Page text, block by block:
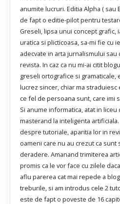
anumite lucruri. Editia Alpha ( sau
de fapt o editie-pilot pentru
Greseli, lipsa unui concept grafic,
uratica si plicticoasa, sa-mi fie cu
adecvate in arta jurnalismului
revista. In caz ca nu mi-ai citit
greseli ortografice si gramaticale,
lucrez sincer, chiar ma straduiesc
ce fel de persoana sunt, care imi
Si anume informatica, atat in
masterand la inteligenta artificiala.
despre tutoriale, aparitia lor in
oameni care nu au crezut ca sunt
deradere. Amanand trimiterea
promis ca le vor face cu zilele
aflu parerea cat mai repede a
treburile, si am introdus cele 2
este de fapt o poveste de 16